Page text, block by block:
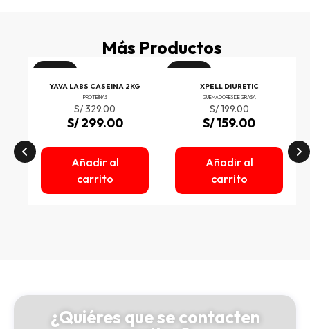
Más Productos
YAVA LABS CASEINA 2KG
PROTEÍNAS
S/329.00
S/299.00
Añadir al
carrito
XPELL DIURETIC
QUEMADORES DE GRASA
S/199.00
S/159.00
Añadir al
carrito
¿Quiéres que se contacten